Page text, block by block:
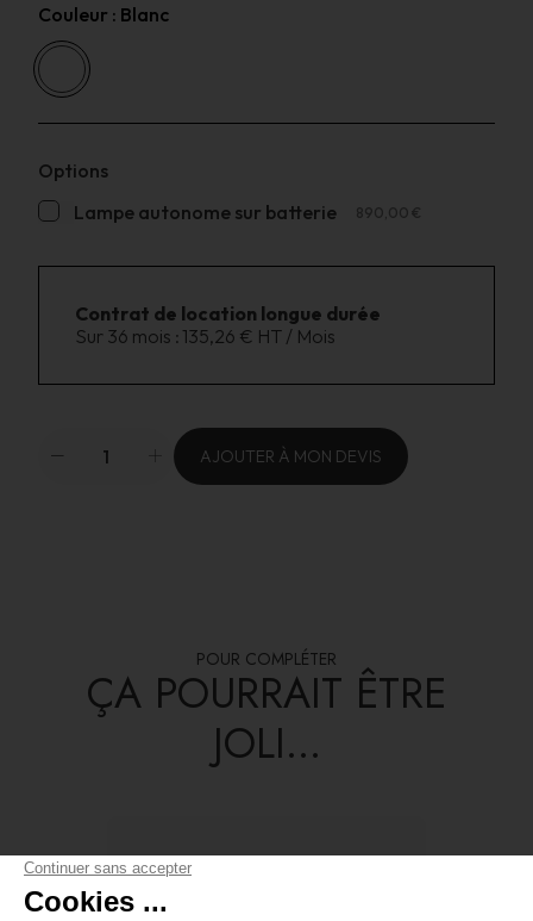
Couleur : Blanc
Options
Lampe autonome sur batterie
890,00 €
Contrat de location longue durée
Sur 36 mois : 135,26 € HT / Mois
AJOUTER À MON DEVIS
POUR COMPLÉTER
ÇA POURRAIT ÊTRE
JOLI...